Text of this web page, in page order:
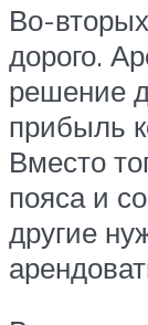
Во-
дорого.
решение
прибыль
Вместо
пояса и
другие